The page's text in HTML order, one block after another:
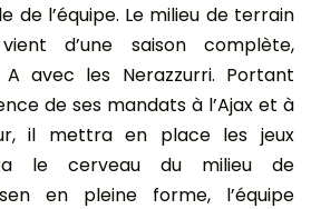
de l’équipe. Le milieu de terrain
d’une saison complète,
avec les Nerazzurri. Portant
de ses mandats à l’Ajax et à
il mettra en place les jeux
le cerveau du milieu de
en pleine forme, l’équipe